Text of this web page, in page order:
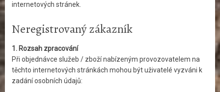
internetových stránek.
Neregistrovaný zákazník
1. Rozsah zpracování
Při objednávce služeb / zboží nabízeným provozovatelem na
těchto internetových stránkách mohou být uživatelé vyzváni k
zadání osobních údajů: